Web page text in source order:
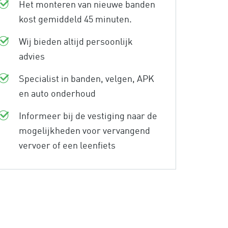
Het monteren van nieuwe banden
kost gemiddeld 45 minuten.
Wij bieden altijd persoonlijk
advies
Specialist in banden, velgen, APK
en auto onderhoud
Informeer bij de vestiging naar de
mogelijkheden voor vervangend
vervoer of een leenfiets